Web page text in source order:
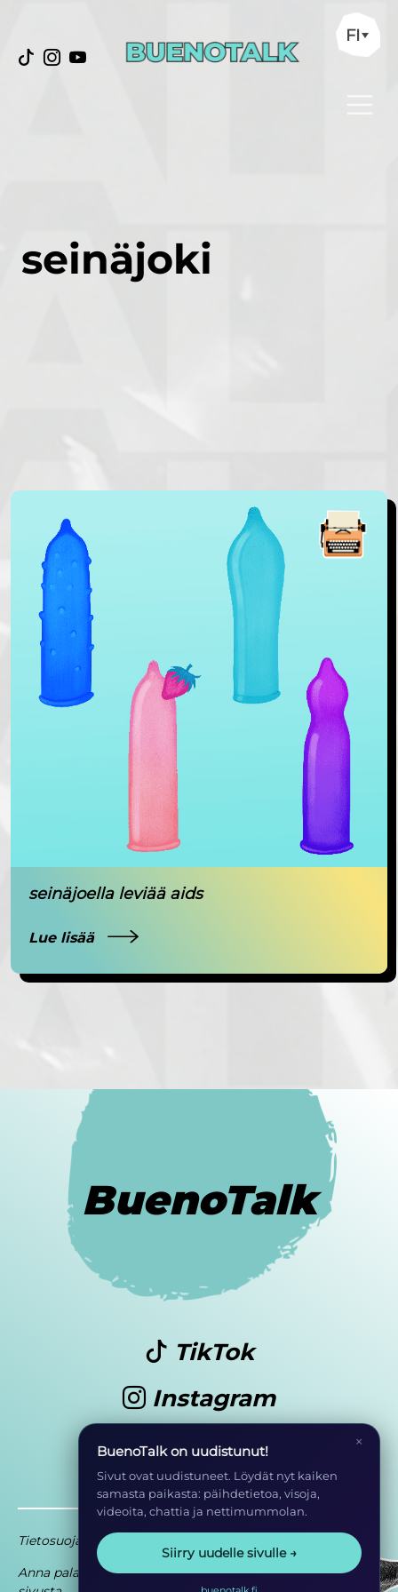
FI
seinäjoki
seinäjoella leviää aids
Lue lisää
BuenoTalk
TikTok
Instagram
Youtube
Tietosuoja
Anna palautetta
Osa EHYT ry:n
×
BuenoTalk on uudistunut!
Sivut ovat uudistuneet. Löydät nyt kaiken
samasta paikasta: päihdetietoa, visoja,
videoita, chattia ja nettimummolan.
Siirry uudelle sivulle →